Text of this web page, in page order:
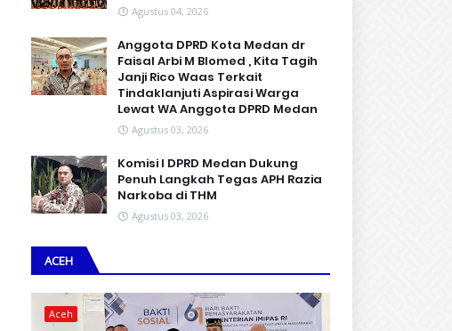
Agustus 04, 2026
Anggota DPRD Kota Medan dr
Faisal Arbi M Blomed , Kita Tagih
Janji Rico Waas Terkait
Tindaklanjuti Aspirasi Warga
Lewat WA Anggota DPRD Medan
Agustus 03, 2026
Komisi I DPRD Medan Dukung
Penuh Langkah Tegas APH Razia
Narkoba di THM
Agustus 03, 2026
ACEH
Aceh